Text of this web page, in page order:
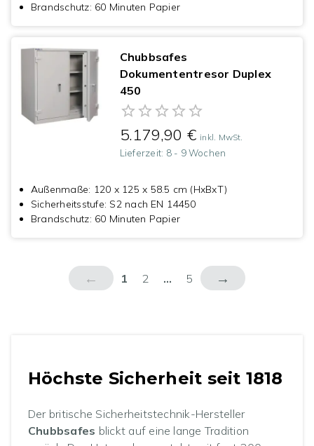
Brandschutz: 60 Minuten Papier
Chubbsafes
Dokumententresor Duplex
450
5.179,90 € inkl. MwSt.
Lieferzeit: 8 - 9 Wochen
Außenmaße: 120 x 125 x 58.5 cm (HxBxT)
Sicherheitsstufe: S2 nach EN 14450
Brandschutz: 60 Minuten Papier
← 1 2 ... 5 →
Höchste Sicherheit seit 1818
Der britische Sicherheitstechnik-Hersteller
Chubbsafes blickt auf eine lange Tradition